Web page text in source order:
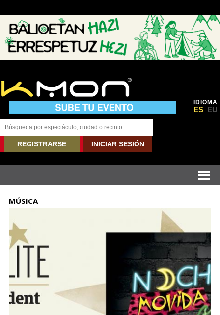
IDIOMA
ES EU
REGISTRARSE INICIAR SESIÓN
MÚSICA